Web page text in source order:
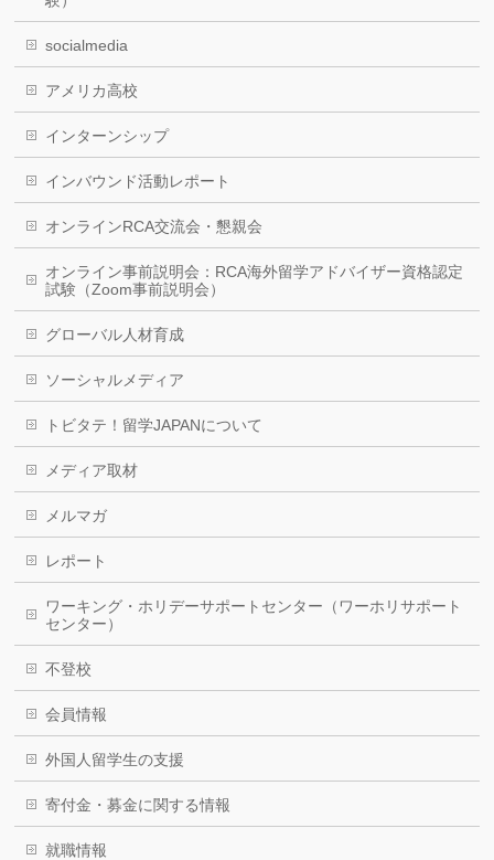
socialmedia
アメリカ高校
インターンシップ
インバウンド活動レポート
オンラインRCA交流会・懇親会
オンライン事前説明会：RCA海外留学アドバイザー資格認定
試験（Zoom事前説明会）
グローバル人材育成
ソーシャルメディア
トビタテ！留学JAPANについて
メディア取材
メルマガ
レポート
ワーキング・ホリデーサポートセンター（ワーホリサポート
センター）
不登校
会員情報
外国人留学生の支援
寄付金・募金に関する情報
就職情報